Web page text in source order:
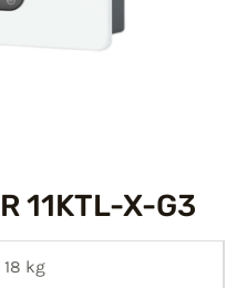
11KTL-X-G3
18 kg